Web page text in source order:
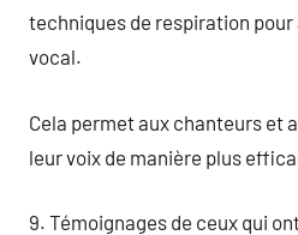
techniques de respiration
vocal.
Cela permet aux chanteurs et
leur voix de manière plus
9. Témoignages de ceux qui